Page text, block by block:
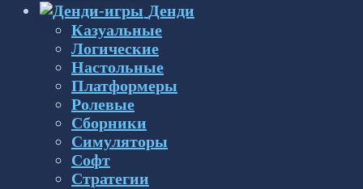
Денди
Казуальные
Логические
Настольные
Платформеры
Ролевые
Сборники
Симуляторы
Софт
Стратегии